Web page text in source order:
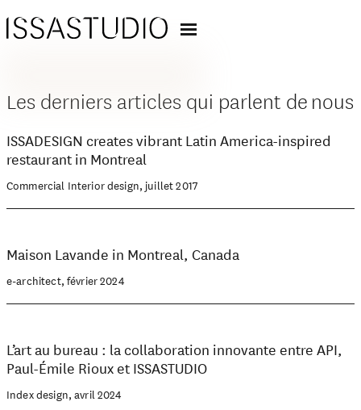
Les derniers articles qui parlent de nous
ISSADESIGN creates vibrant Latin America-inspired
restaurant in Montreal
Commercial Interior design, juillet 2017
Maison Lavande in Montreal, Canada
e-architect, février 2024
L’art au bureau : la collaboration innovante entre API,
Paul-Émile Rioux et ISSASTUDIO
Index design, avril 2024